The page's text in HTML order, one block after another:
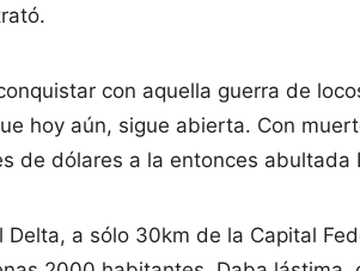
con aquella guerra de
hoy aún, sigue abierta. Con
de dólares a la entonces abultada
a sólo 30km de la Capital